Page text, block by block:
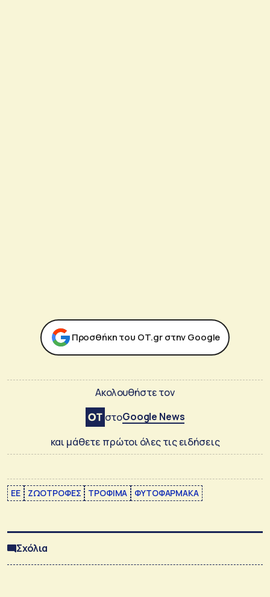
Προσθήκη του ΟΤ.gr στην Google
Ακολουθήστε τον
στοGoogle News
και μάθετε πρώτοι όλες τις ειδήσεις
ΕΕ ΖΩΟΤΡΟΦΕΣ ΤΡΟΦΙΜΑ ΦΥΤΟΦΑΡΜΑΚΑ
Σχόλια